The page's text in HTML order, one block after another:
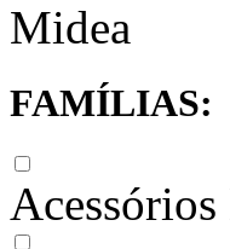
Midea
FAMÍLIAS: